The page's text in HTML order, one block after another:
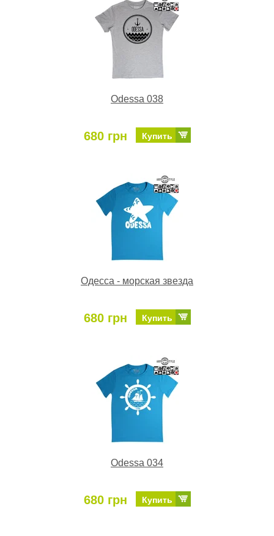
Odessa 038
680 грн Купить
Одесса - морская звезда
680 грн Купить
Odessa 034
680 грн Купить